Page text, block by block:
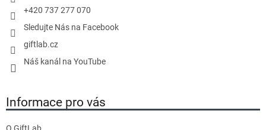
+420 737 277 070
Sledujte Nás na Facebook
giftlab.cz
Náš kanál na YouTube
Informace pro vás